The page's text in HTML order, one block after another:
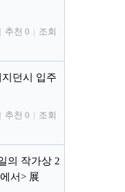
| 추천 0 | 조회
던시 입주
| 추천 0 | 조회
의 작가상 2
서> 展